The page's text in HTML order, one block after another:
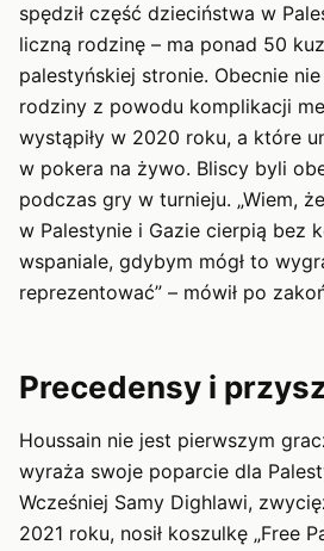
spędził część dzieciństwa w
liczną rodzinę – ma ponad 50
palestyńskiej stronie. Obecnie
rodziny z powodu komplikacji
wystąpiły w 2020 roku, a które
w pokera na żywo. Bliscy byli
podczas gry w turnieju. „Wiem,
w Palestynie i Gazie cierpią bez
wspaniale, gdybym mógł to
reprezentować” – mówił po
Precedensy i
Houssain nie jest pierwszym
wyraża swoje poparcie dla
Wcześniej Samy Dighlawi,
2021 roku, nosił koszulkę „Free